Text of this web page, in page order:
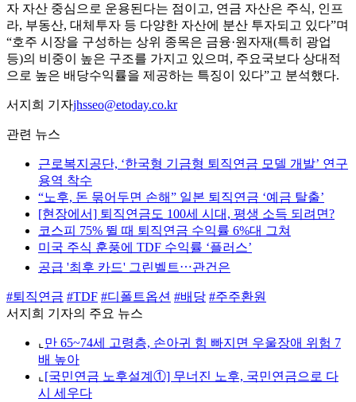
자 자산 중심으로 운용된다는 점이고, 연금 자산은 주식, 인프
라, 부동산, 대체투자 등 다양한 자산에 분산 투자되고 있다”며
“호주 시장을 구성하는 상위 종목은 금융·원자재(특히 광업
등)의 비중이 높은 구조를 가지고 있으며, 주요국보다 상대적
으로 높은 배당수익률을 제공하는 특징이 있다”고 분석했다.
서지희 기자jhsseo@etoday.co.kr
관련 뉴스
근로복지공단, ‘한국형 기금형 퇴직연금 모델 개발’ 연구
용역 착수
“노후, 돈 묶어두면 손해” 일본 퇴직연금 ‘예금 탈출’
[현장에서] 퇴직연금도 100세 시대, 평생 소득 되려면?
코스피 75% 뛸 때 퇴직연금 수익률 6%대 그쳐
미국 주식 훈풍에 TDF 수익률 ‘플러스’
공급 '최후 카드' 그린벨트⋯관건은
#퇴직연금 #TDF #디폴트옵션 #배당 #주주환원
서지희 기자의 주요 뉴스
⌞ 만 65~74세 고령층, 손아귀 힘 빠지면 우울장애 위험 7
배 높아
⌞ [국민연금 노후설계①] 무너진 노후, 국민연금으로 다
시 세우다